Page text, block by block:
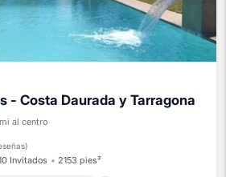
- Costa Daurada y Tarragona
al centro
)
Invitados 2153 pies²
Bañera de hidromasaje